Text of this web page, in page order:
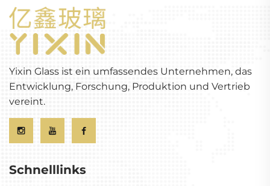
Yixin Glass ist ein umfassendes Unternehmen, das
Entwicklung, Forschung, Produktion und Vertrieb
vereint.
Schnelllinks